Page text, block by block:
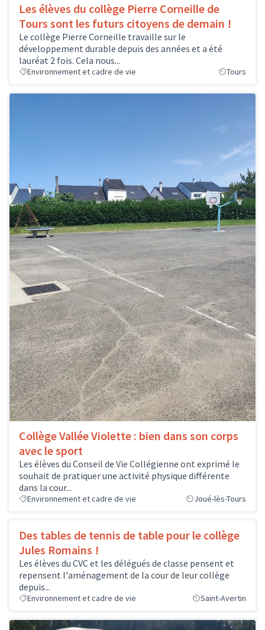
Les élèves du collège Pierre Corneille de
Tours sont les futurs citoyens de demain !
Le collège Pierre Corneille travaille sur le
développement durable depuis des années et a été
lauréat 2 fois. Cela nous...
Environnement et cadre de vie Tours
Collège Vallée Violette : bien dans son corps
avec le sport
Les élèves du Conseil de Vie Collégienne ont exprimé le
souhait de pratiquer une activité physique différente
dans la cour...
Environnement et cadre de vie Joué-lès-Tours
Des tables de tennis de table pour le collège
Jules Romains !
Les élèves du CVC et les délégués de classe pensent et
repensent l'aménagement de la cour de leur collège
depuis...
Environnement et cadre de vie Saint-Avertin